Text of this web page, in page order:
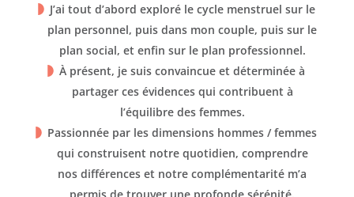
J’ai tout d’abord exploré le cycle menstruel sur le
plan personnel, puis dans mon couple, puis sur le
plan social, et enfin sur le plan professionnel.
À présent, je suis convaincue et déterminée à
partager ces évidences qui contribuent à
l’équilibre des femmes.
Passionnée par les dimensions hommes / femmes
qui construisent notre quotidien, comprendre
nos différences et notre complémentarité m’a